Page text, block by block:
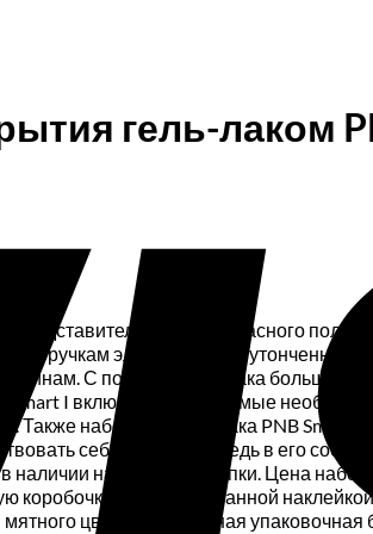
гель-лаком
прекрасного
ручкам элегантности и
С помощью шеллака больше не
Smart I включает в себя самые
Также набор для гель-лака PNB
себя мастером, ведь в его
наличии на момент покупки. Цена
с брендированной
цвета. Папиросная